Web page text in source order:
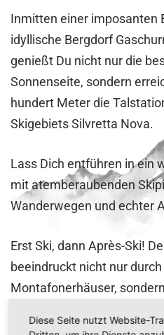
Inmitten einer imposanten
idyllische Bergdorf
genießt Du nicht nur die
Sonnenseite, sondern
hundert Meter die
Skigebiets Silvretta Nova.
Lass Dich entführen in ein
mit atemberaubenden
Wanderwegen und echter
Erst Ski, dann Après-Ski!
beeindruckt nicht nur
Montafonerhäuser,
Diese Seite nutzt Website-